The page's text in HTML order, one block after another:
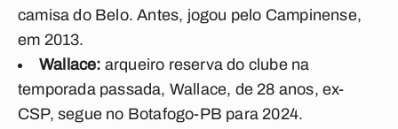
camisa do Belo. Antes, jogou pelo Campinense,
em 2013.
Wallace: arqueiro reserva do clube na
temporada passada, Wallace, de 28 anos, ex-
CSP, segue no Botafogo-PB para 2024.